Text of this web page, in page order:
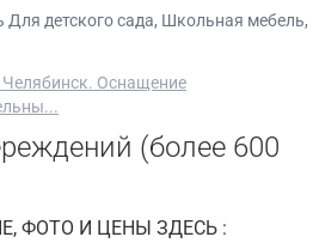
детского сада, Школьная мебель,
Оснащение
(более 600
ФОТО И ЦЕНЫ ЗДЕСЬ :